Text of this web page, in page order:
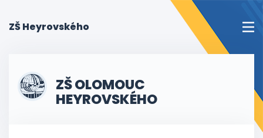
ZŠ Heyrovského
ZŠ OLOMOUC
HEYROVSKÉHO